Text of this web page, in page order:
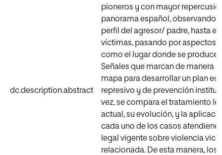
dc.description.abstract
pioneros y con mayor
panorama español, observando
perfil del agresor/ padre, hasta el
víctimas, pasando por aspectos
como el lugar donde se produce
Señales que marcan de manera
mapa para desarrollar un plan
represivo y de prevención
vez, se compara el tratamiento
actual, su evolución, y la
cada uno de los casos
legal vigente sobre violencia
relacionada. De esta manera, los